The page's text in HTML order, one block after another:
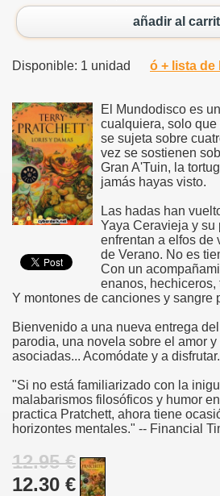
añadir al
Disponible: 1 unidad ó + lista de
El Mundodisco es
cualquiera, solo
se sujeta sobre
vez se sostienen
Gran A'Tuin, la
jamás hayas visto.
Las hadas han
Yaya Ceravieja y
enfrentan a elfos de
de Verano. No es
Con un
enanos, hechiceros,
Y montones de canciones y sangre
Bienvenido a una nueva entrega
parodia, una novela sobre el amor
asociadas... Acomódate y a
"Si no está familiarizado con la
malabarismos filosóficos y humor
practica Pratchett, ahora tiene
horizontes mentales." -- Financial
12.95 €
12.30 €